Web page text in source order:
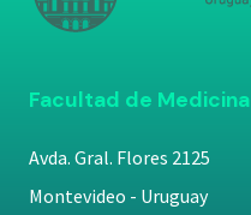
Facultad de Medicina
Avda. Gral. Flores 2125
Montevideo - Uruguay